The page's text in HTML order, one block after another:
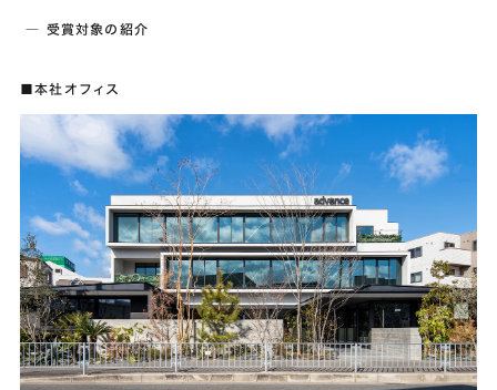
― 受賞対象の紹介
■本社オフィス